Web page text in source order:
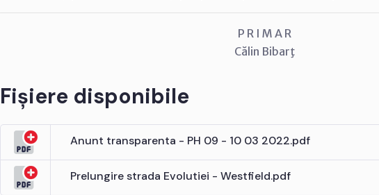
P R I M A R
Călin Bibarţ
Fișiere disponibile
Anunt transparenta - PH 09 - 10 03 2022.pdf
Prelungire strada Evolutiei - Westfield.pdf